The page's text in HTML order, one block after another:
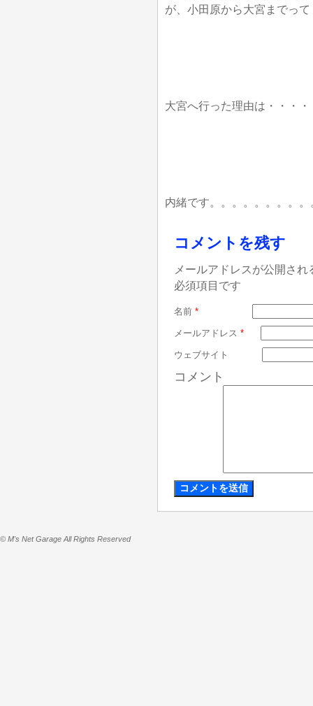
が、小田原から大宮までっ
大宮へ行った理由は・・・・
内緒です。。。。。。。。。
コメントを残す
メールアドレスが公開さ
必須項目です
名前 *
メールアドレス *
ウェブサイト
コメント
© M's Net Garage All Rights Reserved